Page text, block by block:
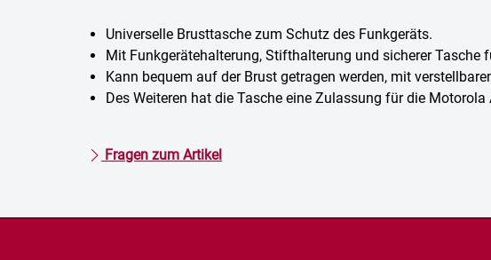
Universelle Brusttasche zum Schutz des Funkgeräts.
Mit Funkgerätehalterung, Stifthalterung und sicherer Tasche
Kann bequem auf der Brust getragen werden, mit
Des Weiteren hat die Tasche eine Zulassung für die Motorola
Fragen zum Artikel